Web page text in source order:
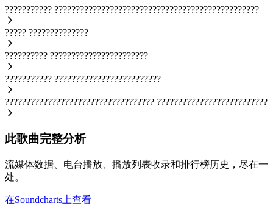
??????????? ????????????????????????????????????????????????
????? ??????????????
?????????? ???????????????????????
??????????? ?????????????????????????
??????????????????????????????????? ??????????????????????????
此歌曲完整分析
流媒体数据、电台播放、播放列表收录和排行榜历史，尽在一
处。
在Soundcharts上查看